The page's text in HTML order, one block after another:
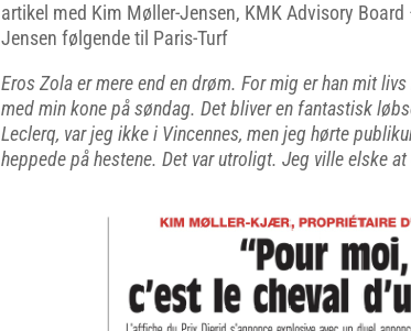
artikel med Kim Møller-Jensen, KMK Advisory
Jensen følgende til Paris-Turf
Eros Zola er mere end en drøm. For mig er han mit
med min kone på søndag. Det bliver en fantastisk
Leclerq, var jeg ikke i Vincennes, men jeg hørte
heppede på hestene. Det var utroligt. Jeg ville elske